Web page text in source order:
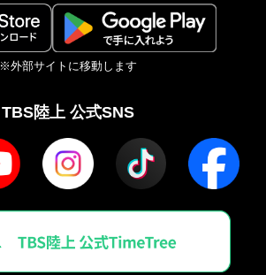
※外部サイトに移動します
TBS陸上 公式SNS